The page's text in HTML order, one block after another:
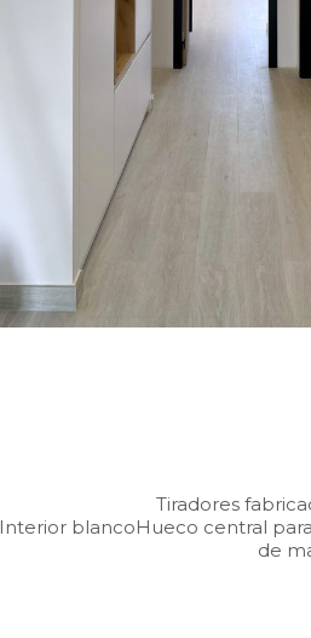
Tiradores
Interior blancoHueco central
de